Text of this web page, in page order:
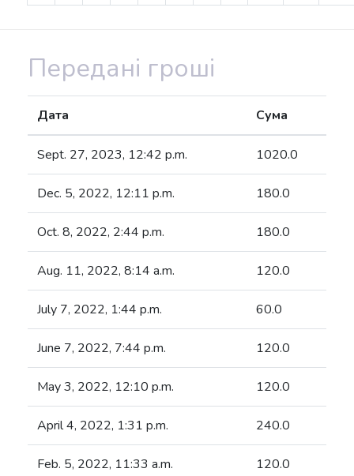
Передані гроші
Дата Сума
Sept. 27, 2023, 12:42 p.m. 1020.0
Dec. 5, 2022, 12:11 p.m. 180.0
Oct. 8, 2022, 2:44 p.m. 180.0
Aug. 11, 2022, 8:14 a.m. 120.0
July 7, 2022, 1:44 p.m. 60.0
June 7, 2022, 7:44 p.m. 120.0
May 3, 2022, 12:10 p.m. 120.0
April 4, 2022, 1:31 p.m. 240.0
Feb. 5, 2022, 11:33 a.m. 120.0